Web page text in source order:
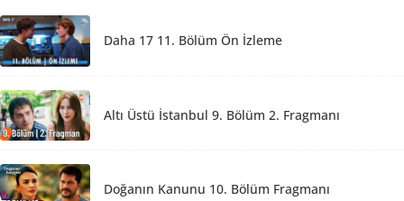
Daha 17 11. Bölüm Ön İzleme
Altı Üstü İstanbul 9. Bölüm 2. Fragmanı
Doğanın Kanunu 10. Bölüm Fragmanı